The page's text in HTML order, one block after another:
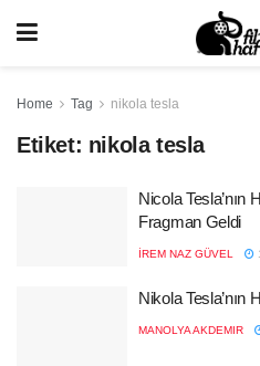
Home Tag nikola tesla
Etiket: nikola tesla
Nicola Tesla’nın
Fragman Geldi
İREM NAZ GÜVEL
Nikola Tesla’nın
MANOLYA AKDEMIR